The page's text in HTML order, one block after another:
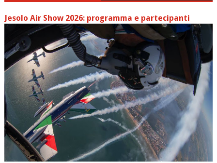
Jesolo Air Show 2026: programma e partecipanti